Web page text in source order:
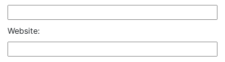
Website: